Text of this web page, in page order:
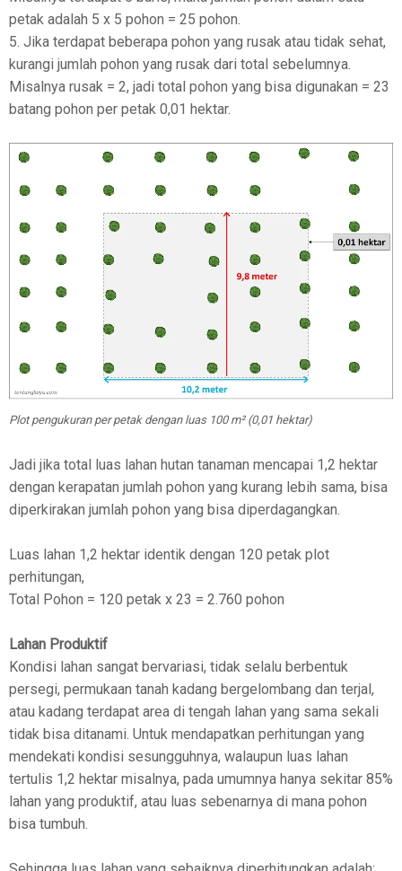
petak adalah 5 x 5 pohon = 25 pohon.
5. Jika terdapat beberapa pohon yang rusak atau tidak sehat,
kurangi jumlah pohon yang rusak dari total sebelumnya.
Misalnya rusak = 2, jadi total pohon yang bisa digunakan = 23
batang pohon per petak 0,01 hektar.
Plot pengukuran per petak dengan luas 100 m² (0,01 hektar)
Jadi jika total luas lahan hutan tanaman mencapai 1,2 hektar
dengan kerapatan jumlah pohon yang kurang lebih sama, bisa
diperkirakan jumlah pohon yang bisa diperdagangkan.
Luas lahan 1,2 hektar identik dengan 120 petak plot
perhitungan,
Total Pohon = 120 petak x 23 = 2.760 pohon
Lahan Produktif
Kondisi lahan sangat bervariasi, tidak selalu berbentuk
persegi, permukaan tanah kadang bergelombang dan terjal,
atau kadang terdapat area di tengah lahan yang sama sekali
tidak bisa ditanami. Untuk mendapatkan perhitungan yang
mendekati kondisi sesungguhnya, walaupun luas lahan
tertulis 1,2 hektar misalnya, pada umumnya hanya sekitar 85%
lahan yang produktif, atau luas sebenarnya di mana pohon
bisa tumbuh.